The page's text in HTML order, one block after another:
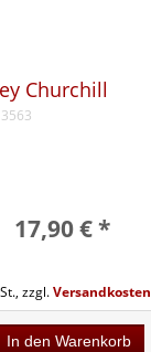
Churchill
17,90 € *
zzgl.Versandkosten
In den Warenkorb